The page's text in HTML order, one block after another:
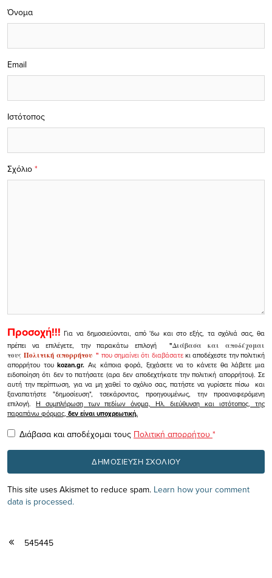
Σχόλιο *
Όνομα
Email
Ιστότοπος
Προσοχή!!! Για να δημοσιεύονται, από 'δω και στο εξής, τα σχόλιά σας, θα
πρέπει να επιλέγετε, την παρακάτω επιλογή
"Διάβασα και αποδέχομαι
τουςΠολιτική απορρήτου" που σημαίνει ότι διαβάσατεκι αποδέχεστε την πολιτική
απορρήτου τουkozan.gr. Αν, κάποια φορά, ξεχάσετε να το κάνετε θα λάβετε μια
ειδοποίηση ότι δεν το πατήσατε (αρα δεν αποδεχτήκατε την πολιτική απορρήτου). Σε
αυτή την περίπτωση, για να μη χαθεί το σχόλιο σας, πατήστε να γυρίσετε πίσω και
ξαναπατήστε "δημοσίευση", τσεκάροντας, προηγουμένως, την προαναφερόμενη
επιλογή.Η συμπλήρωση των πεδίων όνομα, Ηλ. διεύθυνση και ιστότοπος, της
παραπάνω φόρμας, δεν είναι υποχρεωτική.
Διάβασα και αποδέχομαι τους Πολιτική απορρήτου *
This site uses Akismet to reduce spam. Learn how your comment
data is processed.
545445